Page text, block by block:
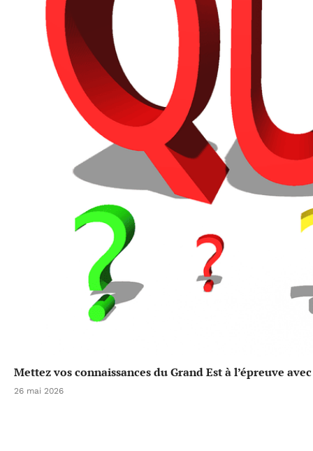
Mettez vos connaissances du Grand Est à l’épreuve
26 mai 2026